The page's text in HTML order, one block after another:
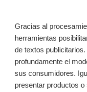
Gracias al
herramientas
de textos
profundamente el
sus consumidores.
presentar productos